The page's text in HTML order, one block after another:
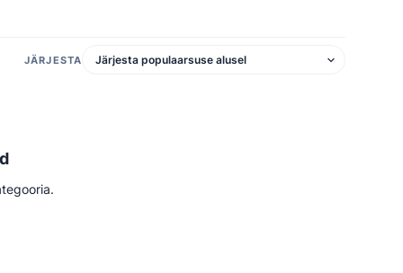
JÄRJESTA